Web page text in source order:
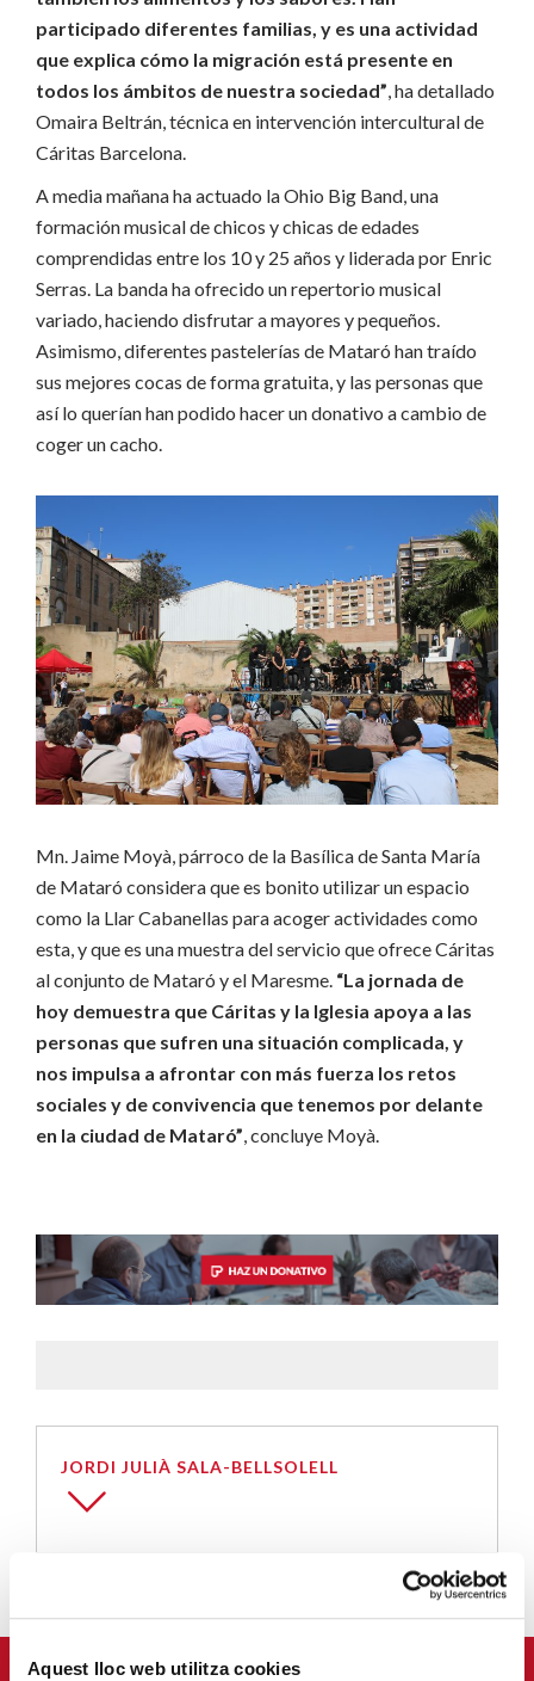
Aquest lloc web utilitza cookies
participado diferentes familias, y es una actividad
que explica cómo la migración está presente en
todos los ámbitos de nuestra sociedad”, ha detallado
Omaira Beltrán, técnica en intervención intercultural de
Cáritas Barcelona.
A media mañana ha actuado la Ohio Big Band, una
formación musical de chicos y chicas de edades
comprendidas entre los 10 y 25 años y liderada por Enric
Serras. La banda ha ofrecido un repertorio musical
variado, haciendo disfrutar a mayores y pequeños.
Asimismo, diferentes pastelerías de Mataró han traído
sus mejores cocas de forma gratuita, y las personas que
así lo querían han podido hacer un donativo a cambio de
coger un cacho.
Mn. Jaime Moyà, párroco de la Basílica de Santa María
de Mataró considera que es bonito utilizar un espacio
como la Llar Cabanellas para acoger actividades como
esta, y que es una muestra del servicio que ofrece Cáritas
al conjunto de Mataró y el Maresme. “La jornada de
hoy demuestra que Cáritas y la Iglesia apoya a las
personas que sufren una situación complicada, y
nos impulsa a afrontar con más fuerza los retos
sociales y de convivencia que tenemos por delante
en la ciudad de Mataró” , concluye Moyà.
JORDI JULIÀ SALA-BELLSOLELL